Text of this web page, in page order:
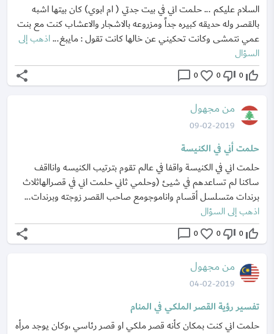
السلام عليكم ... حلمت اني في بيت جدتي ( ام ابوي) كان بيتها اشبه
بالقصر وله حديقه كبيره جداً ومزروعه بالاشجار والاعشاب كنت مع بنت
عمي نتمشى وكانت تحكيني عن خالها كانت تقول : مايبغ...اذهب إلى
السؤال
thumb_up_off_alt
0
thumb_down_off_alt
0
favorite_border
0
chat_bubble_outline
share
من مجهول
09-02-2019
حلمت أني في الكنيسة
حلمت اني في الكنيسة واقفا في عالم تقوم بترتيب الكنيسه وانااقف
ساكنا لم تساعدهم في شيئ (وحلمي ثاني حلمت اني في قصرالهاثلاث
برندات متسلسل أقسام واناموجومع صاحب القصر زوجته وبرندات...
اذهب إلى السؤال
thumb_up_off_alt
0
thumb_down_off_alt
0
favorite_border
0
chat_bubble_outline
share
من مجهول
04-02-2019
تفسير رؤية القصر الملكي في المنام
حلمت اني كنت بمكان كأنه قصر ملكي او قصر رئاسي ،وكان يوجد مرأه